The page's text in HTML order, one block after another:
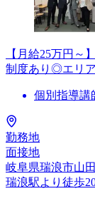
【月給25万円
制度あり◎エリ
個別指導講
勤務地
面接地
岐阜県瑞浪市山
瑞浪駅より徒歩